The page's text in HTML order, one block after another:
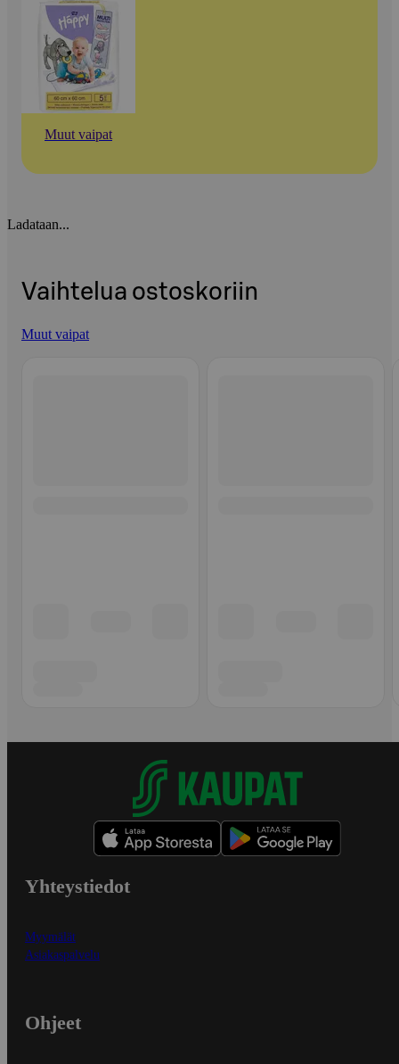
Muut vaipat
Ladataan...
Vaihtelua ostoskoriin
Muut vaipat
Yhteystiedot
Myymälät
Asiakaspalvelu
Ohjeet